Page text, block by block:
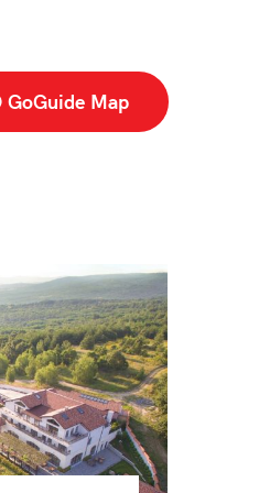
GoGuide Map